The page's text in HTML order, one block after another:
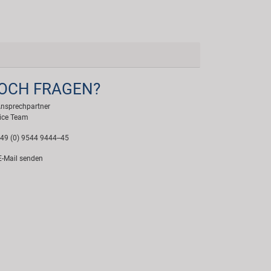
FRAGEN?
Team
(0) 9544 9444--45
Mail senden